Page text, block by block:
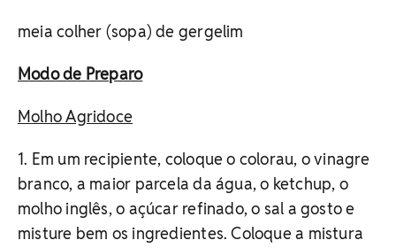
meia colher (sopa) de gergelim
Modo de Preparo
Molho Agridoce
1. Em um recipiente, coloque o colorau, o vinagre
branco, a maior parcela da água, o ketchup, o
molho inglês, o açúcar refinado, o sal a gosto e
misture bem os ingredientes. Coloque a mistura